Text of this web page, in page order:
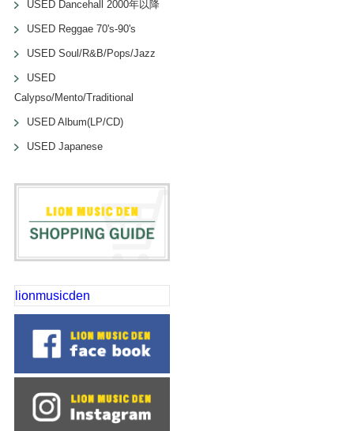
USED Dancehall 2000年以降
USED Reggae 70's-90's
USED Soul/R&B/Pops/Jazz
USED
Calypso/Mento/Traditional
USED Album(LP/CD)
USED Japanese
lionmusicden